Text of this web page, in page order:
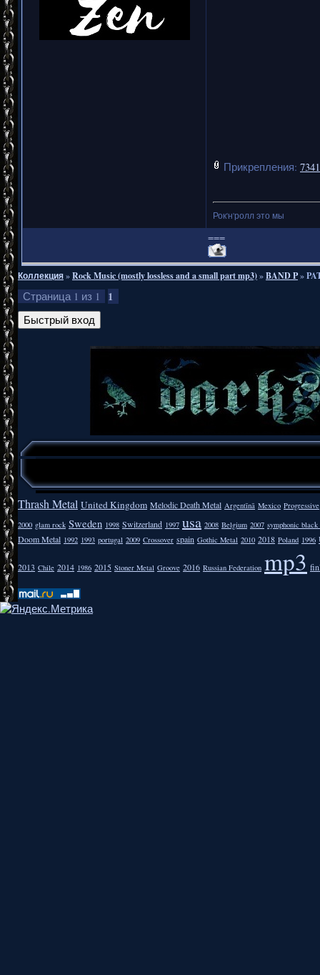
Прикрепления:
Рок'н'ролл это мы
===
Коллекция»Rock Music (mostly lossless and a small part mp3)»BAND P»
Страница 1 из 1 1
Thrash Metal United Kingdom Melodic Death Metal Argentīnā Mexico Progressive
2000 glam rock Sweden 1998 Switzerland 1997 usa 2008 Belgium 2007 symphonic
Doom Metal 1992 1993 portugal 2009 Crossover spain Gothic Metal 2010 2018 Poland 1996
2013 Chile 2014 1986 2015 Stoner Metal Groove 2016 Russian Federation mp3